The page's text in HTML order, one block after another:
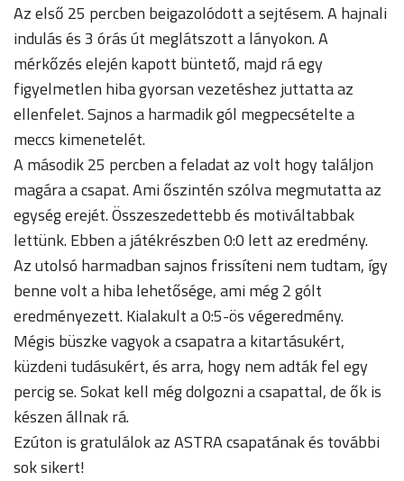
Az első 25 percben beigazolódott a sejtésem. A hajnali
indulás és 3 órás út meglátszott a lányokon. A
mérkőzés elején kapott büntető, majd rá egy
figyelmetlen hiba gyorsan vezetéshez juttatta az
ellenfelet. Sajnos a harmadik gól megpecsételte a
meccs kimenetelét.
A második 25 percben a feladat az volt hogy találjon
magára a csapat. Ami őszintén szólva megmutatta az
egység erejét. Összeszedettebb és motiváltabbak
lettünk. Ebben a játékrészben 0:0 lett az eredmény.
Az utolsó harmadban sajnos frissíteni nem tudtam, így
benne volt a hiba lehetősége, ami még 2 gólt
eredményezett. Kialakult a 0:5-ös végeredmény.
Mégis büszke vagyok a csapatra a kitartásukért,
küzdeni tudásukért, és arra, hogy nem adták fel egy
percig se. Sokat kell még dolgozni a csapattal, de ők is
készen állnak rá.
Ezúton is gratulálok az ASTRA csapatának és további
sok sikert!